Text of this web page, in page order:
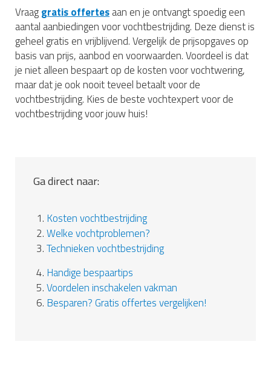
Vraaggratis offertesaan en je ontvangt spoedig een
aantal aanbiedingen voor vochtbestrijding. Deze dienst is
geheel gratis en vrijblijvend. Vergelijk de prijsopgaves op
basis van prijs, aanbod en voorwaarden. Voordeel is dat
je niet alleen bespaart op de kosten voor vochtwering,
maar dat je ook nooit teveel betaalt voor de
vochtbestrijding. Kies de beste vochtexpert voor de
vochtbestrijding voor jouw huis!
Ga direct naar:
1. Kosten vochtbestrijding
2.Welke vochtproblemen?
3.Technieken vochtbestrijding
4. Handige bespaartips
5.Voordelen inschakelen vakman
6. Besparen? Gratis offertes vergelijken!